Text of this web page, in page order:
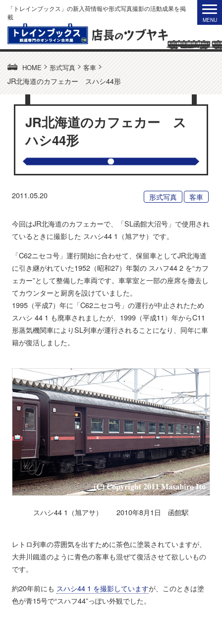
「トレインブックス」の新入荷情報や形式写真撮影の活動成果を掲
載
HOME > 形式写真 > 客車 >
JR北海道のカフェカー スハシ44形
JR北海道のカフェカー ス
ハシ44形
2011.05.20 形式写真 客車
今回はJR北海道のカフェカーで、「SL函館大沼号」で使用され
ているときに撮影した スハシ44 1（旭アサ）です。
「C62ニセコ号」運行開始に合わせて、保留車としてJR北海道
に引き継がれていた1952（昭和27）年製の スハフ44 2 を“カフ
ェカー”として整備した車両です。車掌室と一部の座席を撤去し
てカウンターと厨房を設けていました。
1995（平成7）年に「C62ニセコ号」の運行が中止されたため
スハシ 44 1 も廃車されましたが、1999（平成11）年からC11
形蒸気機関車によりSL列車が運行されることになり、同年に車
籍が復活しました。
スハシ44 1（旭アサ） 2010年8月1日 函館駅
レトロ列車の雰囲気を出すために茶色に塗装されていますが、
大井川鐵道のように青色の客車も混ぜて復活させて欲しいもの
です。
約20年前にも スハシ44 1 を撮影していますが、このときは塗
色が青15号で“スハフ44”っぽい外観でした。